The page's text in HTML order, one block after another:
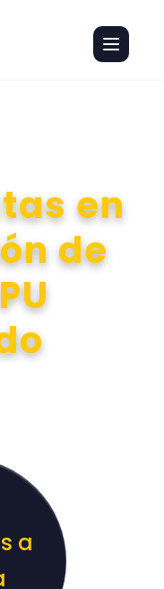
en
de
a